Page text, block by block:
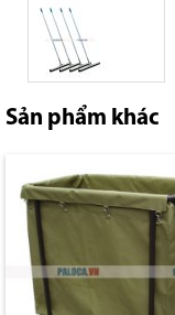
Sản phẩm khác